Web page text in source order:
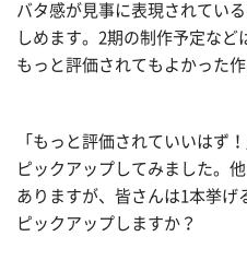
バタ感が見事に表現されてい
しめます。2期の制作予定など
もっと評価されてもよかった
「もっと評価されていいはず
ピックアップしてみました。
ありますが、皆さんは1本挙げ
ピックアップしますか？